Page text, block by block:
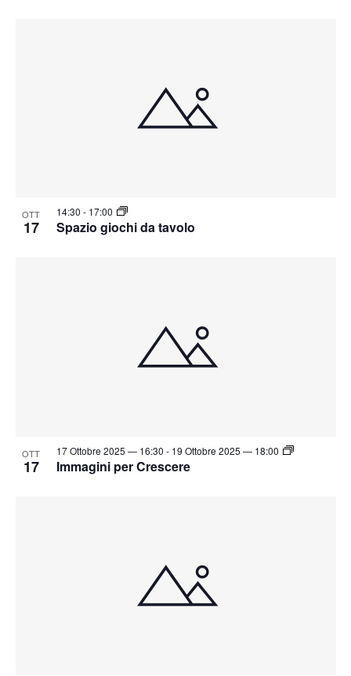
OTT
17 Spazio giochi da tavolo
14:30 - 17:00
OTT
17 Immagini per Crescere
17 Ottobre 2025 — 16:30 - 19 Ottobre 2025 — 18:00